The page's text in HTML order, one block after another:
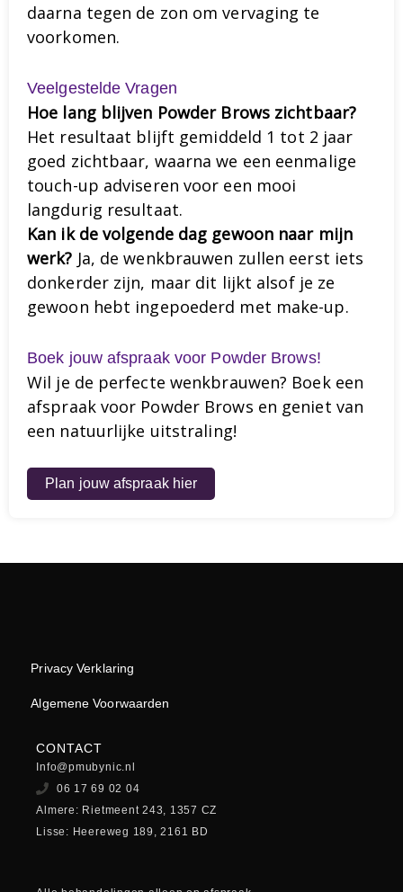
daarna tegen de zon om vervaging te
voorkomen.
Veelgestelde Vragen
Hoe lang blijven Powder Brows zichtbaar?
Het resultaat blijft gemiddeld 1 tot 2 jaar
goed zichtbaar, waarna we een eenmalige
touch-up adviseren voor een mooi
langdurig resultaat.
Kan ik de volgende dag gewoon naar mijn
werk? Ja, de wenkbrauwen zullen eerst iets
donkerder zijn, maar dit lijkt alsof je ze
gewoon hebt ingepoederd met make-up.
Boek jouw afspraak voor Powder Brows!
Wil je de perfecte wenkbrauwen? Boek een
afspraak voor Powder Brows en geniet van
een natuurlijke uitstraling!
Plan jouw afspraak hier
Privacy Verklaring
Algemene Voorwaarden
CONTACT
Info@pmubynic.nl
06 17 69 02 04
Almere: Rietmeent 243, 1357 CZ
Lisse: Heereweg 189, 2161 BD